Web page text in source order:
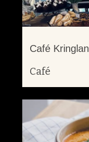
Café Kringlan
Café